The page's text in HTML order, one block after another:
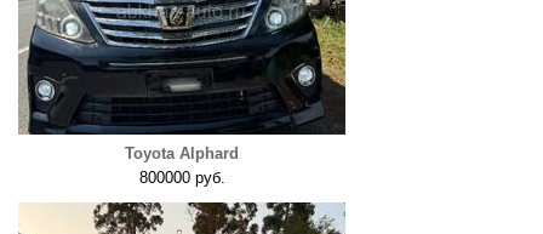
Toyota Alphard
800000 руб.